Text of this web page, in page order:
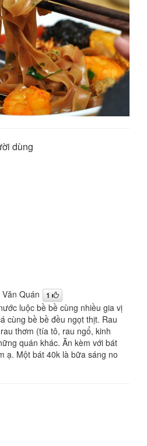
dùng
Quán 1
luộc bề bề cùng nhiều gia vị
cùng bề bề đều ngọt thịt. Rau
thơm (tía tô, rau ngổ, kinh
quán khác. Ăn kèm với bát
ạ. Một bát 40k là bữa sáng no